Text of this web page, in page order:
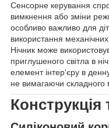
Сенсорне керування
вимкнення або зміни
особливо важливо для
використання
Нічник може
приглушеного світла в
елемент інтер'єру в
не вимагаючи складного
Конструкція